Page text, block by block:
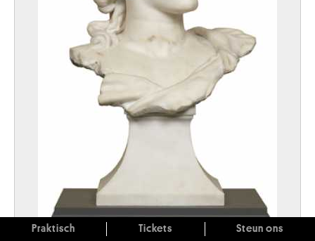
Praktisch Tickets Steun ons